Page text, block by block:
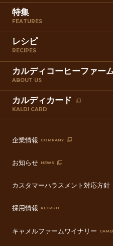
特集
FEATURES
レシピ
RECIPES
カルディコーヒーファー
ABOUT US
カルディカード
KALDI CARD
企業情報 COMPANY
お知らせ NEWS
カスタマーハラスメント対応方針
採用情報 RECRUIT
キャメルファームワイナリー